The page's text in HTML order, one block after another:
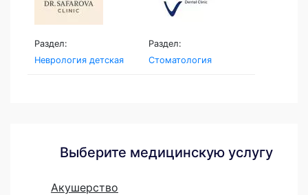
Раздел:
Неврология детская
Раздел:
Стоматология
Выберите медицинскую услугу
Акушерство